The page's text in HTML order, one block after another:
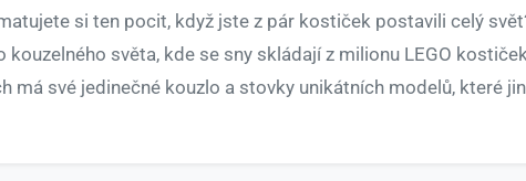
si ten pocit, když jste z pár kostiček postavili celý
světa, kde se sny skládají z milionu LEGO
má své jedinečné kouzlo a stovky unikátních modelů, které